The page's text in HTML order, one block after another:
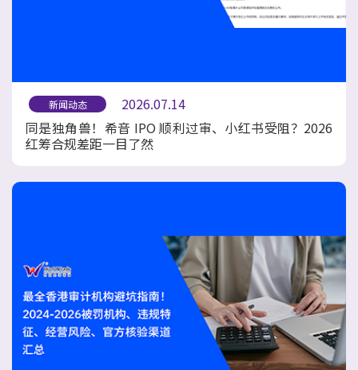
新闻动态
2026.07.14
同是独角兽！希音 IPO 顺利过审、小红书受阻？2026
红筹合规差距一目了然